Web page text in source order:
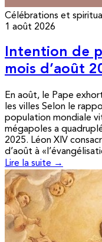
Célébrations et
1 août 2026
Intention de
mois d’août
En août, le Pape
les villes Selon le
population mondiale
mégapoles a
2025. Léon XIV
d’août à
Lire la suite →